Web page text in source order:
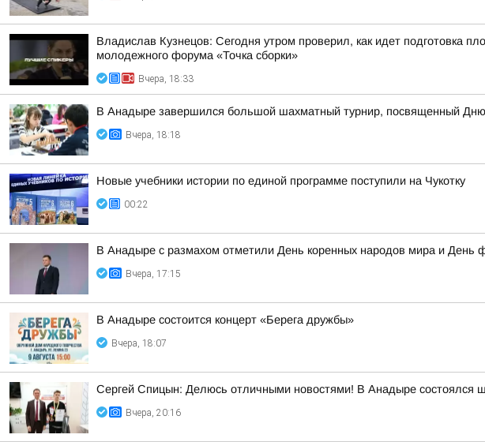
Владислав Кузнецов: Сегодня утром проверил, как идет подготовка
молодежного форума «Точка сборки»
Вчера, 18:33
В Анадыре завершился большой шахматный турнир, посвященный Дню
Вчера, 18:18
Новые учебники истории по единой программе поступили на Чукотку
00:22
В Анадыре с размахом отметили День коренных народов мира и День
Вчера, 17:15
В Анадыре состоится концерт «Берега дружбы»
Вчера, 18:07
Сергей Спицын: Делюсь отличными новостями! В Анадыре состоялся
Вчера, 20:16